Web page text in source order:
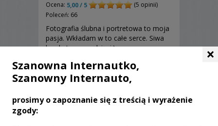
Ocena: 5,00 / 5
(5 opinii)
Poleceń: 66
Fotografia ślubna i portretowa to moja
pasja. Wkładam w to całe serce. Siwa
broda to przez dzieci:)
Zobacz więcej
×
Szanowna Internautko,
Szanowny Internauto,
prosimy o zapoznanie się z treścią i wyrażenie
zgody: